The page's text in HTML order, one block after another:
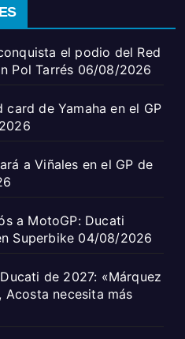
el podio del Red
Pol Tarrés 06/08/2026
de Yamaha en el GP
a Viñales en el GP de
a MotoGP: Ducati
Superbike 04/08/2026
de 2027: «Márquez
necesita más